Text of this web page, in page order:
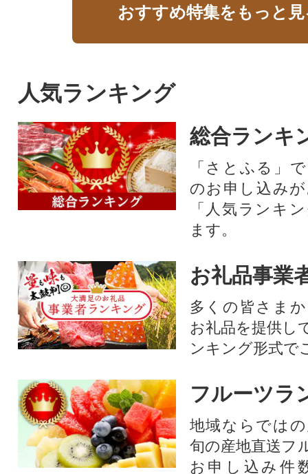
おすすめ特集をもっと
人気ランキング
総合ランキ
「さとふる」
のお申し込み
「人気ランキ
ます。
お礼品事業
多くの皆さま
お礼品を提供し
ンキング形式で
フルーツラ
地域ならでは
旬の産地直送フ
お申し込み件